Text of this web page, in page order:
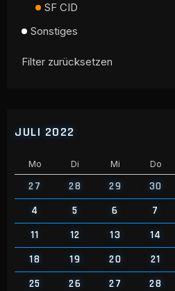
SF CID
Sonstiges
Filter zurücksetzen
JULI 2022
Mo Di Mi Do
27 28 29 30
4
5 6 7
11
12 13 14
18
19 20 21
25
26 27 28